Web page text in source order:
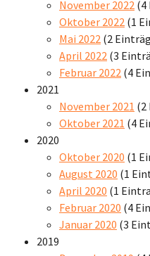
November 2022 (4
Oktober 2022 (1
Mai 2022 (2
April 2022 (3
Februar 2022 (4
2021
November 2021 (2
Oktober 2021 (4
2020
Oktober 2020 (1
August 2020 (1
April 2020 (1
Februar 2020 (4
Januar 2020 (3
2019